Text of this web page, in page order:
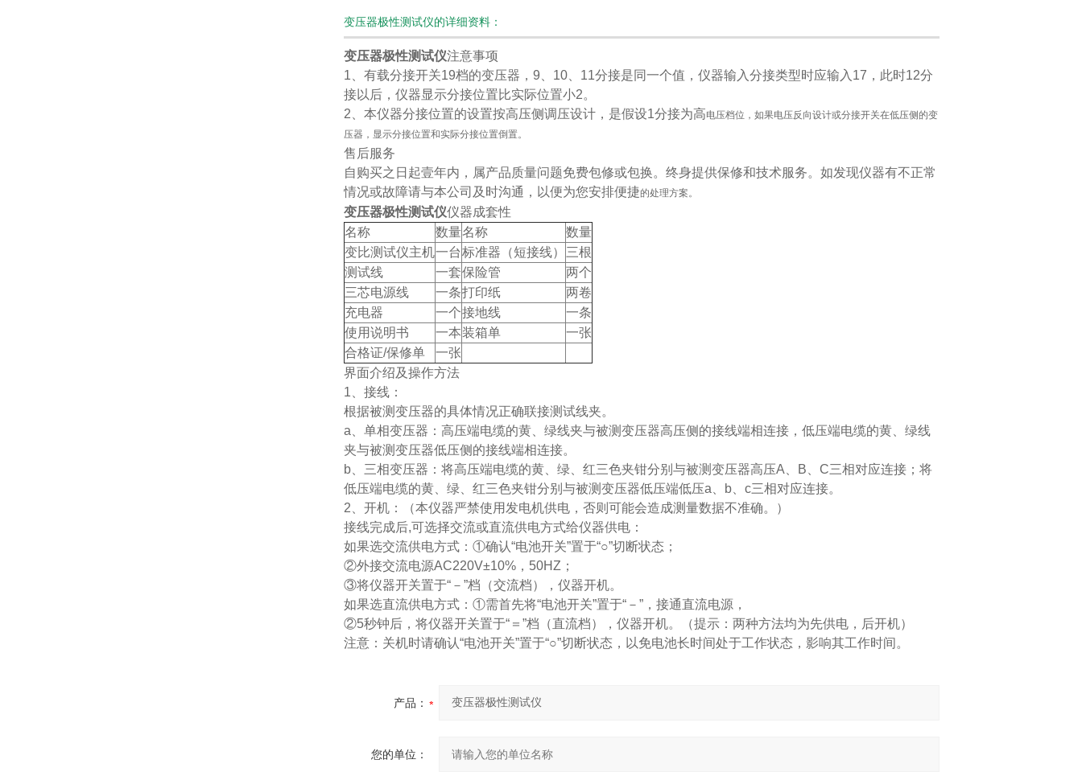
变压器极性测试仪的详细资料：
变压器极性测试仪注意事项
1、有载分接开关19档的变压器，9、10、11分接是同一个值，仪器输入分接类型时应输入17，此时12分
接以后，仪器显示分接位置比实际位置小2。
2、本仪器分接位置的设置按高压侧调压设计，是假设1分接为高电压档位，如果电压反向设计或分接开关在低压侧的变
压器，显示分接位置和实际分接位置倒置。
售后服务
自购买之日起壹年内，属产品质量问题免费包修或包换。终身提供保修和技术服务。如发现仪器有不正常
情况或故障请与本公司及时沟通，以便为您安排便捷的处理方案。
变压器极性测试仪仪器成套性
名称
数量名称
数量
变比测试仪主机一台标准器（短接线）
三根
测试线
一套保险管
两个
三芯电源线
一条打印纸
两卷
充电器
一个接地线
一条
使用说明书
一本装箱单
一张
合格证/保修单
一张
界面介绍及操作方法
1、接线：
根据被测变压器的具体情况正确联接测试线夹。
a、单相变压器：高压端电缆的黄、绿线夹与被测变压器高压侧的接线端相连接，低压端电缆的黄、绿线
夹与被测变压器低压侧的接线端相连接。
b、三相变压器：将高压端电缆的黄、绿、红三色夹钳分别与被测变压器高压A、B、C三相对应连接；将
低压端电缆的黄、绿、红三色夹钳分别与被测变压器低压端低压a、b、c三相对应连接。
2、开机：（本仪器严禁使用发电机供电，否则可能会造成测量数据不准确。）
接线完成后,可选择交流或直流供电方式给仪器供电：
如果选交流供电方式：①确认“电池开关”置于“○”切断状态；
②外接交流电源AC220V±10%，50HZ；
③将仪器开关置于“－”档（交流档），仪器开机。
如果选直流供电方式：①需首先将“电池开关”置于“－”，接通直流电源，
②5秒钟后，将仪器开关置于“＝”档（直流档），仪器开机。（提示：两种方法均为先供电，后开机）
注意：关机时请确认“电池开关”置于“○”切断状态，以免电池长时间处于工作状态，影响其工作时间。
产品：
您的单位：